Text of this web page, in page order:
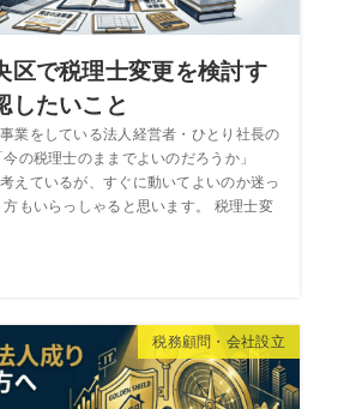
区で税理士変更を検討す
したいこと
業をしている法人経営者・ひとり社長の
の税理士のままでよいのだろうか」
考えているが、すぐに動いてよいのか迷っ
もいらっしゃると思います。 税理士変
税務顧問・会社設立